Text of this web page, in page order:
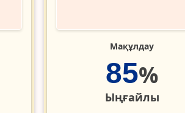
Мақұлдау
85%
Ыңғайлы